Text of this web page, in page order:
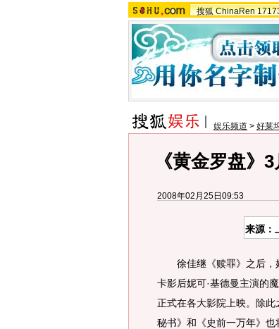
搜狐 ChinaRen
娱乐频道 > 好莱
《黄金罗盘》
2008年02月25日09:53
来源：
徐佳继《赎罪》之后，
卡影后妮可·基德曼主演的
正式在各大影院上映。除
秘书》和《史前一万年》也